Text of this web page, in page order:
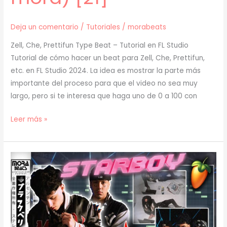
Deja un comentario / Tutoriales /morabeats
Zell, Che, Prettifun Type Beat – Tutorial en FL Studio
Tutorial de cómo hacer un beat para Zell, Che, Prettifun,
etc. en FL Studio 2024. La idea es mostrar la parte más
importante del proceso para que el video no sea muy
largo, pero si te interesa que haga uno de 0 a 100 con
[
]
Cómo
Hacer
un
BEAT
para
ZELL,
Leer más »